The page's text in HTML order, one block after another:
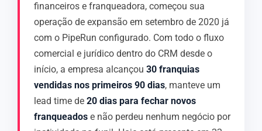
financeiros e franqueadora, começou sua
operação de expansão em setembro de 2020 já
com o PipeRun configurado. Com todo o fluxo
comercial e jurídico dentro do CRM desde o
início, a empresa alcançou 30 franquias
vendidas nos primeiros 90 dias, manteve um
lead time de 20 dias para fechar novos
franqueados e não perdeu nenhum negócio por